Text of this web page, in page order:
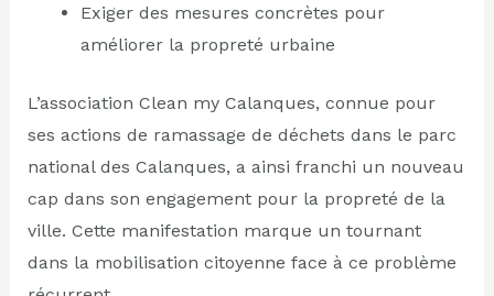
Exiger des mesures concrètes pour
améliorer la propreté urbaine
L’association Clean my Calanques, connue pour
ses actions de ramassage de déchets dans le parc
national des Calanques, a ainsi franchi un nouveau
cap dans son engagement pour la propreté de la
ville. Cette manifestation marque un tournant
dans la mobilisation citoyenne face à ce problème